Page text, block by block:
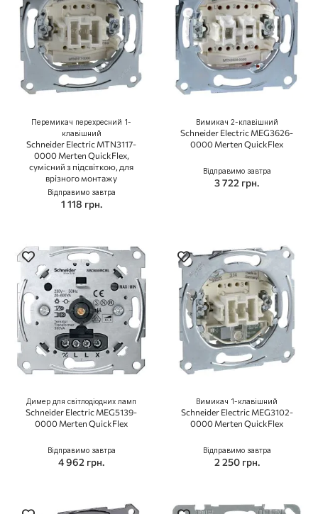
Перемикач перехресний 1-
клавішний
Schneider Electric MTN3117-
0000 Merten QuickFlex,
сумісний з підсвіткою, для
врізного монтажу
Відправимо завтра
1 118 грн.
Вимикач 2-клавішний
Schneider Electric MEG3626-
0000 Merten QuickFlex
Відправимо завтра
3 722 грн.
Димер для світлодіодних ламп
Schneider Electric MEG5139-
0000 Merten QuickFlex
Відправимо завтра
4 962 грн.
Вимикач 1-клавішний
Schneider Electric MEG3102-
0000 Merten QuickFlex
Відправимо завтра
2 250 грн.